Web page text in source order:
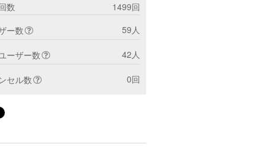
数
1499回
ー数
59人
ーザー数 42人
セル数 0回